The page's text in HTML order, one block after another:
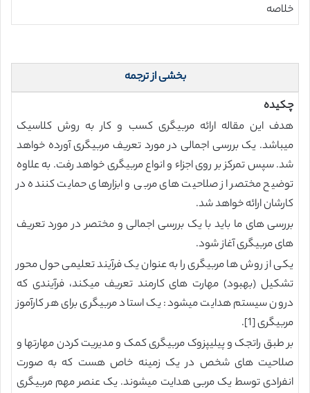
خلاصه
بخشی از ترجمه
چکیده
هدف این مقاله ارائه مربیگری کسب و کار به روش کلاسیک
میباشد. یک بررسی اجمالی در مورد تعریف مربیگری آورده خواهد
شد. سپس تمرکز بر روی اجزاء و انواع مربیگری خواهد رفت. به علاوه
توضیح مختصر از صلاحیت های مربی و ابزارهای حمایت کننده در
کارشان ارائه خواهد شد.
بررسی های ما باید با یک بررسی اجمالی و مختصر در مورد تعریف
های مربیگری آغاز شود.
یکی از روش ها مربیگری را به عنوان یک فرآیند تعلیمی حول محور
تشکیل (بهبود) مهارت های کارمند تعریف میکند، فرآیندی که
درون سیستم هدایت میشود: یک استاد مربیگری برای هر کارآموز
مربیگری [1].
بر طبق راتجک و پیلیپزوک مربیگری کمک و مدیریت کردن مهارتها و
صلاحیت های شخص در یک زمینه خاص هست که به صورت
انفرادی توسط یک مربی هدایت میشوند. یک عنصر مهم مربیگری